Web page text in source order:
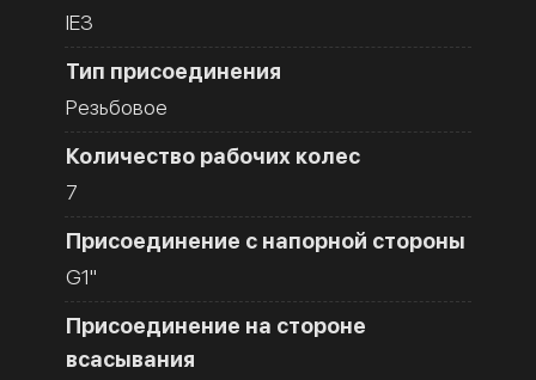
IE3
Тип присоединения
Резьбовое
Количество рабочих колес
7
Присоединение с напорной стороны
G1''
Присоединение на стороне
всасывания